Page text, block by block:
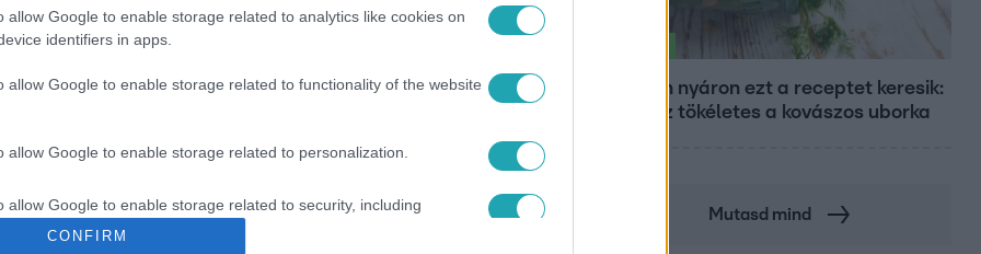
allow Google to enable storage related to analytics like cookies on
identifiers in apps.
allow Google to enable storage related to functionality of the website
allow Google to enable storage related to personalization.
allow Google to enable storage related to security, including
functionality and fraud prevention, and other user protection.
CONFIRM
DÁVID #EP #
Minden nyáron ezt a receptet keresik:
így lesz tökéletes a kovászos uborka
Mutasd mind